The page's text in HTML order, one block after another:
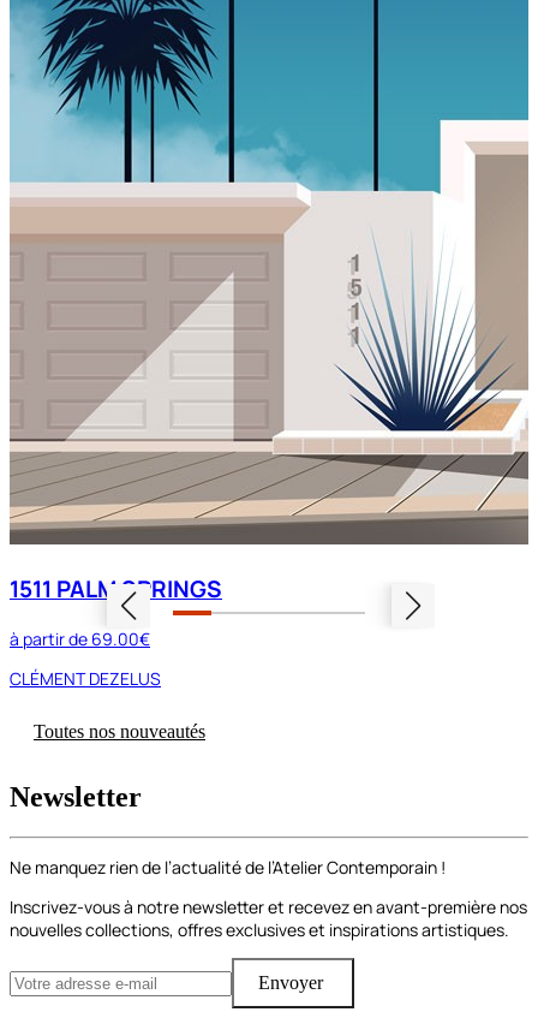
1511 PALM SPRINGS
à partir de 69.00€
CLÉMENT DEZELUS
Toutes nos nouveautés
Newsletter
Ne manquez rien de l’actualité de l’Atelier Contemporain !
Inscrivez-vous à notre newsletter et recevez en avant-première nos
nouvelles collections, offres exclusives et inspirations artistiques.
Envoyer